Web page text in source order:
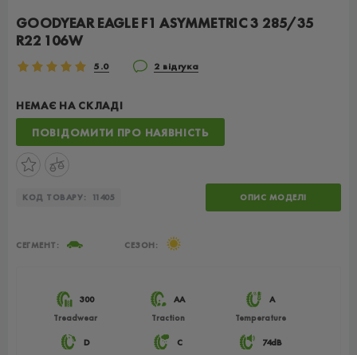
GOODYEAR EAGLE F1 ASYMMETRIC 3 285/35
R22 106W
5.0 2 відгука
НЕМАЄ НА СКЛАДІ
ПОВІДОМИТИ ПРО НАЯВНІСТЬ
КОД ТОВАРУ: 11405 ОПИС МОДЕЛІ
300
Treadwear
АА
Traction
A
Temperature
D C 74dB
СЕГМЕНТ: СЕЗОН: